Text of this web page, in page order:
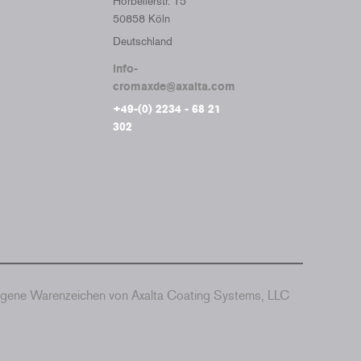
50858 Köln
Deutschland
info-
cromaxde@axalta.com
+49-(0) 2234 - 68 21
302
Warenzeichen von Axalta Coating Systems, LLC